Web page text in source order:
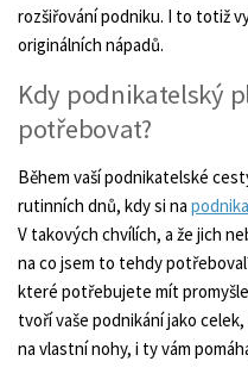
rozšiřování podniku. I to totiž
originálních nápadů.
Kdy podnikatelský
potřebovat?
Během vaší podnikatelské
rutinních dnů, kdy si na
V takových chvílích, a že jich
na co jsem to tehdy
které potřebujete mít
tvoří vaše podnikání jako
na vlastní nohy, i ty vám